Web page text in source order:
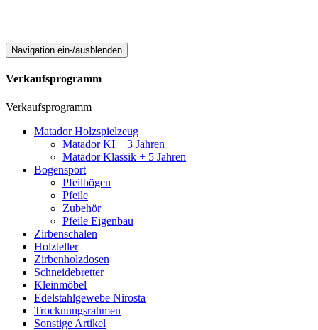
Navigation ein-/ausblenden
Verkaufsprogramm
Verkaufsprogramm
Matador Holzspielzeug
Matador KI + 3 Jahren
Matador Klassik + 5 Jahren
Bogensport
Pfeilbögen
Pfeile
Zubehör
Pfeile Eigenbau
Zirbenschalen
Holzteller
Zirbenholzdosen
Schneidebretter
Kleinmöbel
Edelstahlgewebe Nirosta
Trocknungsrahmen
Sonstige Artikel